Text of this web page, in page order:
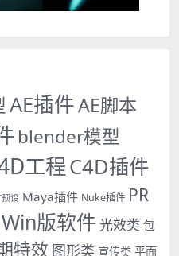
AE插件AE脚本
blender模型
工程C4D插件
预设 Maya插件 Nuke插件 PR
Win版软件 光效类 包
特效 图形类 宣传类 平面